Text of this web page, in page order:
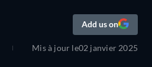
Add us on
Mis à jour le02 janvier 2025